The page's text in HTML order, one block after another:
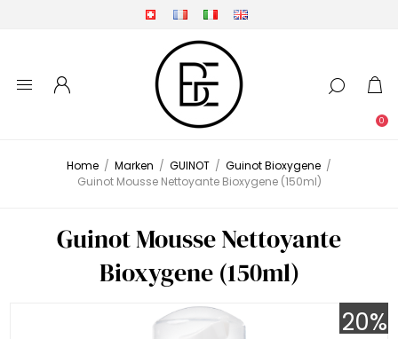
0
Home / Marken / GUINOT / Guinot Bioxygene /
Guinot Mousse Nettoyante Bioxygene (150ml)
Guinot Mousse Nettoyante
Bioxygene (150ml)
20%